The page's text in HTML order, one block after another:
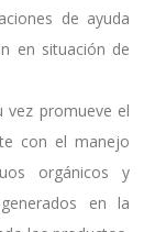
de ayuda
en situación de
vez promueve el
con el manejo
orgánicos y
en la